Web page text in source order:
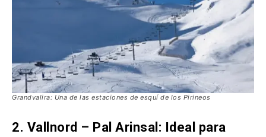
Grandvalira: Una de las estaciones de esquí de los Pirineos
2. Vallnord – Pal Arinsal: Ideal para